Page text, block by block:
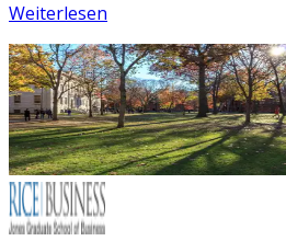
Weiterlesen